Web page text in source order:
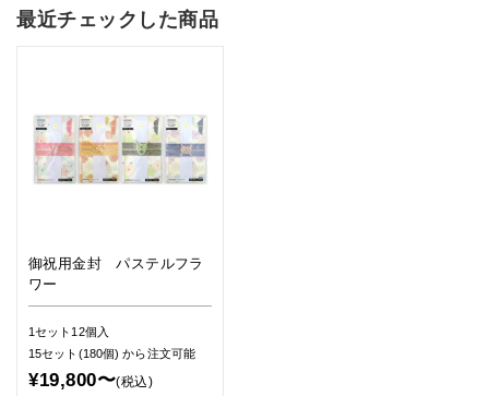
最近チェックした商品
御祝用金封 パステルフラ
ワー
1セット12個入
15セット(180個)から注文可能
¥19,800〜(税込)